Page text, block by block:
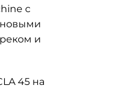
с
новыми
и
45 на